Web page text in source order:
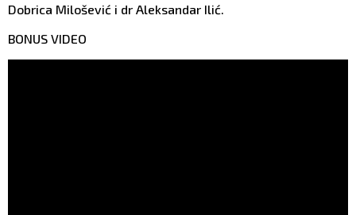
Dobrica Milošević i dr Aleksandar Ilić.
BONUS VIDEO